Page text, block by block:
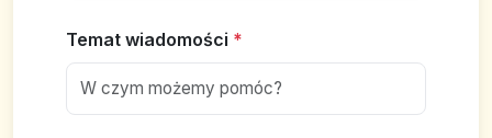
Temat wiadomości *